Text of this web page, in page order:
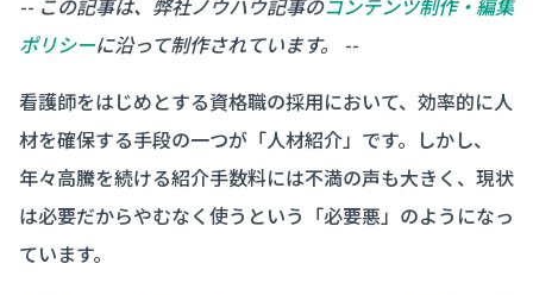
-- この記事は、弊社ノウハウ記事のコンテンツ制作・編集
ポリシーに沿って制作されています。 --
看護師をはじめとする資格職の採用において、効率的に人
材を確保する手段の一つが「人材紹介」です。しかし、
年々高騰を続ける紹介手数料には不満の声も大きく、現状
は必要だからやむなく使うという「必要悪」のようになっ
ています。